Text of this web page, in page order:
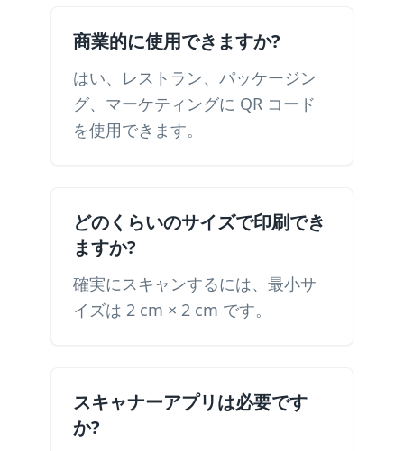
商業的に使用できますか?
はい、レストラン、パッケージン
グ、マーケティングに QR コード
を使用できます。
どのくらいのサイズで印刷でき
ますか?
確実にスキャンするには、最小サ
イズは 2 cm × 2 cm です。
スキャナーアプリは必要です
か?